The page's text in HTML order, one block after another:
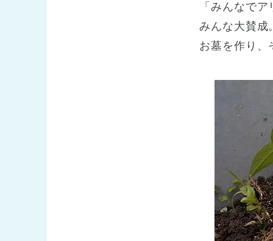
「みんなで
みんな大賛成
お墓を作り、